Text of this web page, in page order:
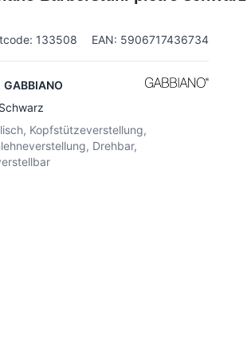
133508 EAN: 5906717436734
GABBIANO
Schwarz
Kopfstützeverstellung,
Drehbar,